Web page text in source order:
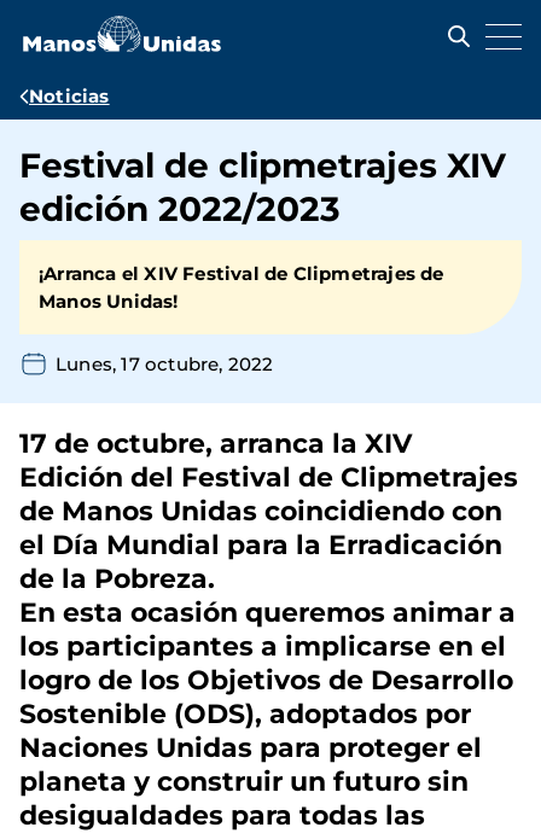
contenido
Ruta
navegación
Noticias
Festival de clipmetrajes XIV
edición 2022/2023
¡Arranca el XIV Festival de Clipmetrajes de
Manos Unidas!
Lunes, 17 octubre, 2022
17 de octubre, arranca la XIV
Edición del Festival de Clipmetrajes
de Manos Unidas coincidiendo con
el Día Mundial para la Erradicación
de la Pobreza.
En esta ocasión queremos animar a
los participantes a implicarse en el
logro de los Objetivos de Desarrollo
Sostenible (ODS), adoptados por
Naciones Unidas para proteger el
planeta y construir un futuro sin
desigualdades para todas las